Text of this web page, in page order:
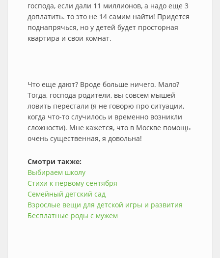
господа, если дали 11 миллионов, а надо еще 3
доплатить. то это не 14 самим найти! Придется
поднапрячься, но у детей будет просторная
квартира и свои комнат.
Что еще дают? Вроде больше ничего. Мало?
Тогда, господа родители, вы совсем мышей
ловить перестали (я не говорю про ситуации,
когда что-то случилось и временно возникли
сложности). Мне кажется, что в Москве помощь
очень существенная, я довольна!
Смотри также:
Выбираем школу
Стихи к первому сентября
Семейный детский сад
Взрослые вещи для детской игры и развития
Бесплатные роды с мужем